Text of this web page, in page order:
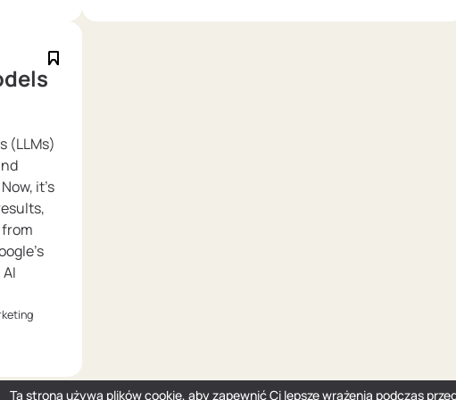
(LLMs)
it's
Ta strona używa plików cookie, aby zapewnić Ci lepsze wrażenia podczas